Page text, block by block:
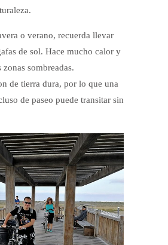
o verano, recuerda llevar
de sol. Hace mucho calor y
sombreadas.
de tierra dura, por lo que una
de paseo puede transitar sin